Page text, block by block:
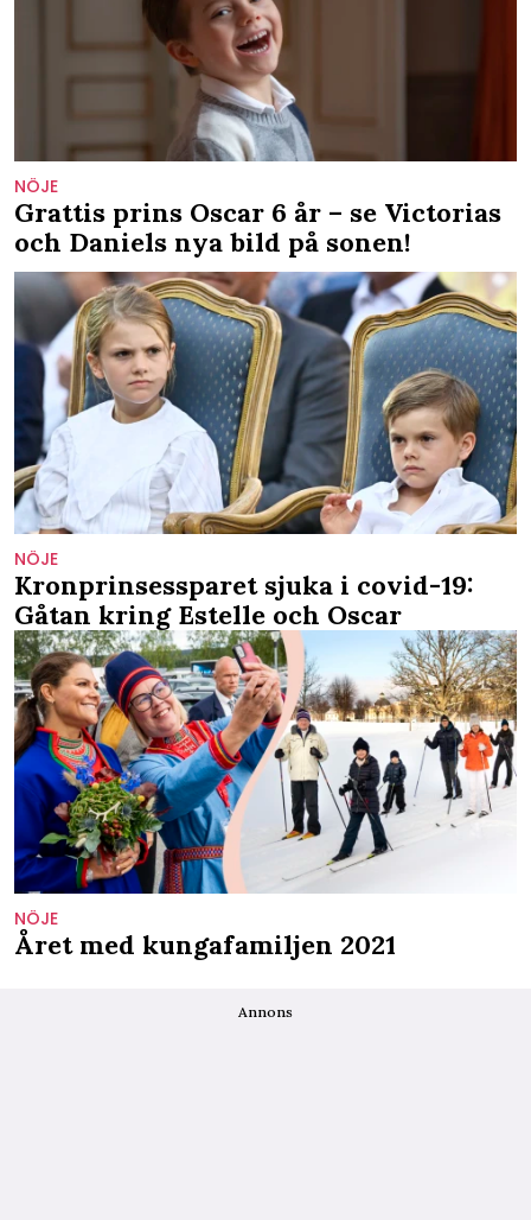
NÖJE
Grattis prins Oscar 6 år – se Victorias
och Daniels nya bild på sonen!
NÖJE
Kronprinsessparet sjuka i covid-19:
Gåtan kring Estelle och Oscar
NÖJE
Året med kungafamiljen 2021
Annons